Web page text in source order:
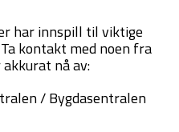
har innspill til viktige
kontakt med noen fra
nå av:
/ Bygdasentralen